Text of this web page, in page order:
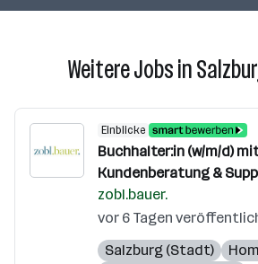
Weitere Jobs in
Einblicke
Buchhalter:in (w/m/d)
Kundenberatung &
zobl.bauer.
vor 6 Tagen
Salzburg (Stadt)